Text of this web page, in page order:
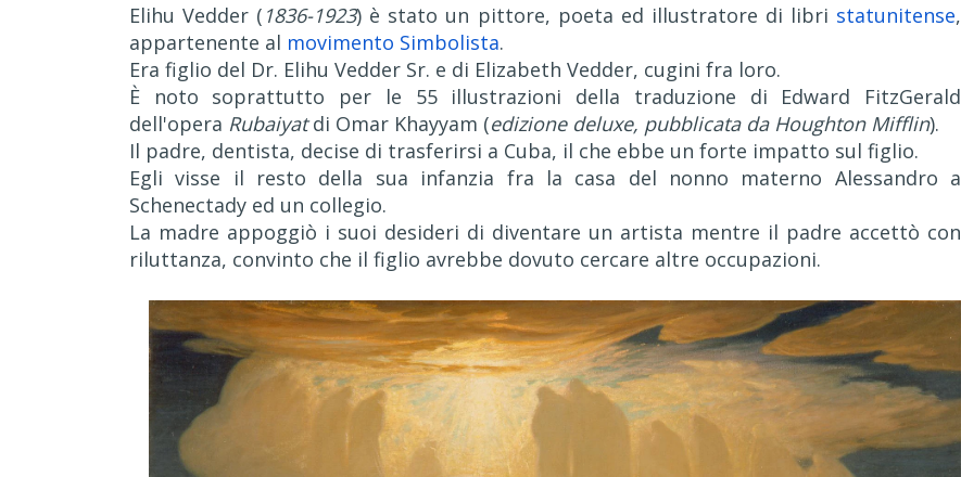
Elihu Vedder ( 1836-1923) è stato un pittore, poeta ed illustratore di libri statunitense,
appartenente al movimento Simbolista.
Era figlio del Dr. Elihu Vedder Sr. e di Elizabeth Vedder, cugini fra loro.
È noto soprattutto per le 55 illustrazioni della traduzione di Edward FitzGerald
dell'opera Rubaiyatdi Omar Khayyam (edizione deluxe, pubblicata da Houghton Mifflin).
Il padre, dentista, decise di trasferirsi a Cuba, il che ebbe un forte impatto sul figlio.
Egli visse il resto della sua infanzia fra la casa del nonno materno Alessandro a
Schenectady ed un collegio.
La madre appoggiò i suoi desideri di diventare un artista mentre il padre accettò con
riluttanza, convinto che il figlio avrebbe dovuto cercare altre occupazioni.